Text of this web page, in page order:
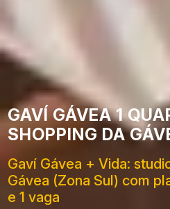
GAVÍ GÁVEA 1
SHOPPING DA
Gaví Gávea + Vida:
Gávea (Zona Sul) com
e 1 vaga